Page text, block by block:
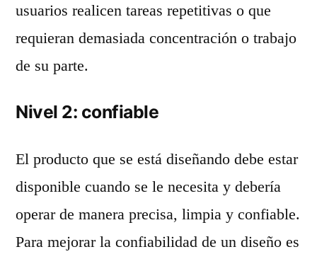
usuarios realicen tareas repetitivas o que
requieran demasiada concentración o trabajo
de su parte.
Nivel 2: confiable
El producto que se está diseñando debe estar
disponible cuando se le necesita y debería
operar de manera precisa, limpia y confiable.
Para mejorar la confiabilidad de un diseño es